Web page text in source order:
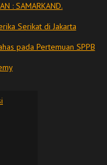
: SAMARKAND.
Serikat di Jakarta
pada Pertemuan SPPB